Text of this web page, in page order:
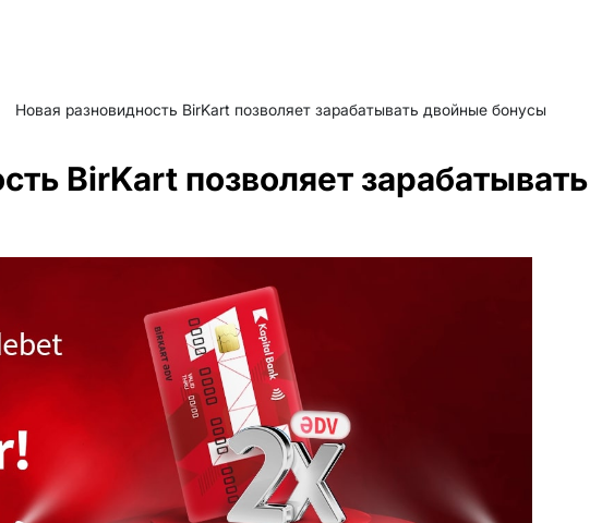
Новая разновидность BirKart позволяет зарабатывать двойные бонусы
BirKart позволяет зарабатывать